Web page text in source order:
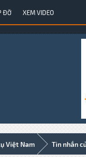
ĐỠ XEM VIDEO
Việt Nam Tin nhắn